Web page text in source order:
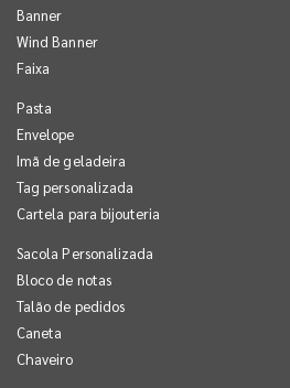
Banner
Wind Banner
Faixa
Pasta
Envelope
Imã de geladeira
Tag personalizada
Cartela para bijouteria
Sacola Personalizada
Bloco de notas
Talão de pedidos
Caneta
Chaveiro